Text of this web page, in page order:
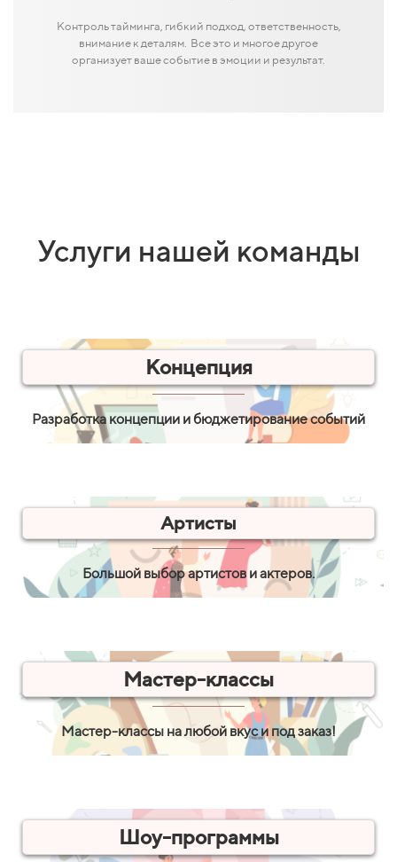
Контроль тайминга, гибкий подход, ответственность,
внимание к деталям. Все это и многое другое
организует ваше событие в эмоции и результат.
Услуги нашей команды
Концепция
Разработка концепции и бюджетирование событий
Артисты
Большой выбор артистов и актеров.
Мастер-классы
Мастер-классы на любой вкус и под заказ!
Шоу-программы